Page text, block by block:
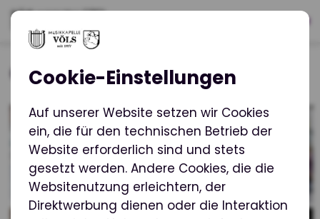
Cäcilia 2019
Cookie-Einstellungen
Auf unserer Website setzen wir Cookies
ein, die für den technischen Betrieb der
Website erforderlich sind und stets
gesetzt werden. Andere Cookies, die die
Websitenutzung erleichtern, der
Direktwerbung dienen oder die Interaktion